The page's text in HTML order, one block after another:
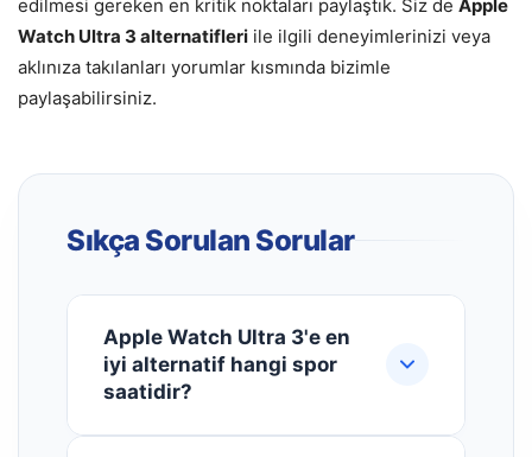
edilmesi gereken en kritik noktaları paylaştık. Siz de Apple
Watch Ultra 3 alternatifleri ile ilgili deneyimlerinizi veya
aklınıza takılanları yorumlar kısmında bizimle
paylaşabilirsiniz.
Sıkça Sorulan Sorular
Apple Watch Ultra 3'e en
iyi alternatif hangi spor
saatidir?